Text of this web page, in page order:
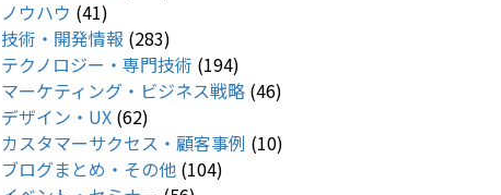
ノウハウ (41)
技術・開発情報 (283)
テクノロジー・専門技術 (194)
マーケティング・ビジネス戦略 (46)
デザイン・UX (62)
カスタマーサクセス・顧客事例 (10)
ブログまとめ・その他 (104)